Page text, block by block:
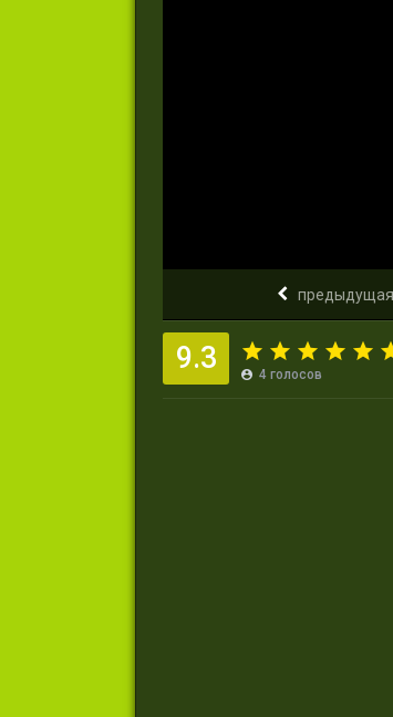
предыдущая
9.3 4 голосов